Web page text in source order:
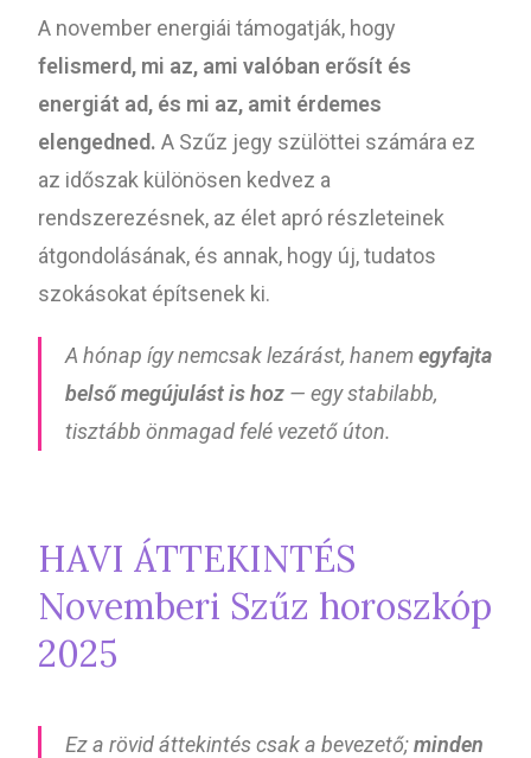
A november energiái támogatják, hogy
felismerd, mi az, ami valóban erősít és
energiát ad, és mi az, amit érdemes
elengedned. A Szűz jegy szülöttei számára ez
az időszak különösen kedvez a
rendszerezésnek, az élet apró részleteinek
átgondolásának, és annak, hogy új, tudatos
szokásokat építsenek ki.
A hónap így nemcsak lezárást, hanemegyfajta
belső megújulást is hoz — egy stabilabb,
tisztább önmagad felé vezető úton.
HAVI ÁTTEKINTÉS
Novemberi Szűz horoszkóp
2025
Ez a rövid áttekintés csak a bevezető;minden